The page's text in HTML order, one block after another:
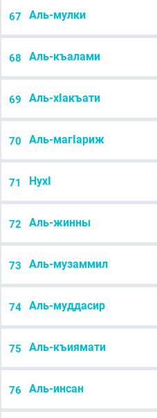
67 Аль-мулки
68 Аль-къалами
69 Аль-хІакъати
70 Аль-магІариж
71 НухI
72 Аль-жинны
73 Аль-музаммил
74 Аль-муддасир
75 Аль-къиямати
76 Аль-инсан